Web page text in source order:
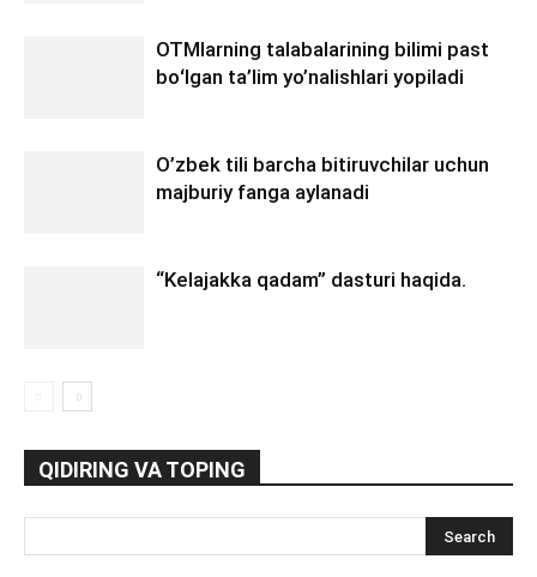
OTMlarning talabalarining bilimi past
boʻlgan ta’lim yo’nalishlari yopiladi
O’zbek tili barcha bitiruvchilar uchun
majburiy fanga aylanadi
“Kelajakka qadam” dasturi haqida.
QIDIRING VA TOPING